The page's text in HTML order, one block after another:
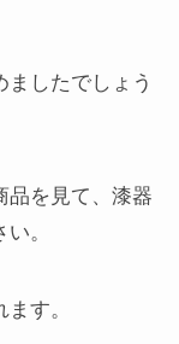
ましたでしょう
品を見て、漆器
。
す。